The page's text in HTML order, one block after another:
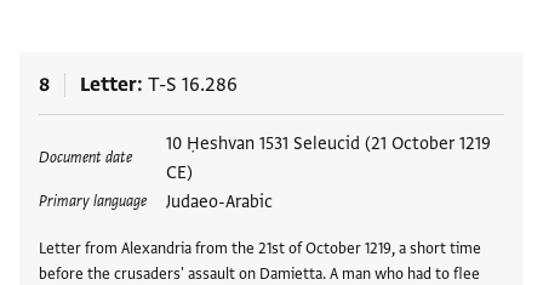
8 Letter T-S 16.286
Document date
10 Ḥeshvan 1531 Seleucid (21 October 1219
CE)
Primary language Judaeo-Arabic
Letter from Alexandria from the 21st of October 1219, a short time
before the crusaders' assault on Damietta. A man who had to flee